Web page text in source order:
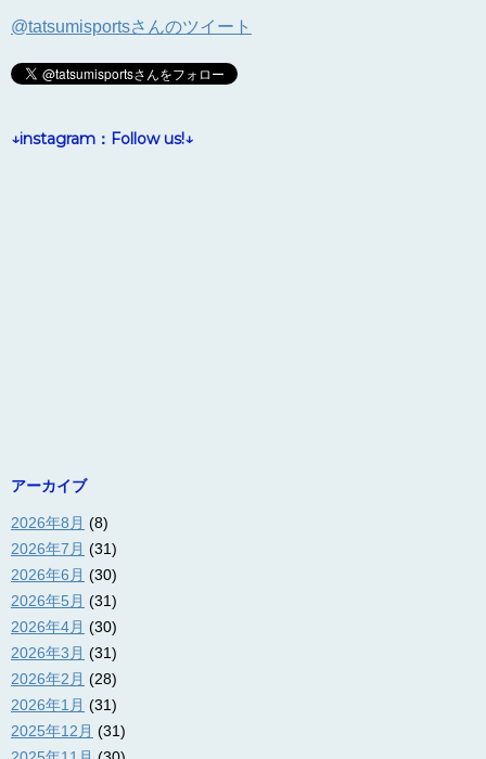
@tatsumisportsさんのツイート
↓instagram：Follow us!↓
アーカイブ
2026年8月 (8)
2026年7月 (31)
2026年6月 (30)
2026年5月 (31)
2026年4月 (30)
2026年3月 (31)
2026年2月 (28)
2026年1月 (31)
2025年12月 (31)